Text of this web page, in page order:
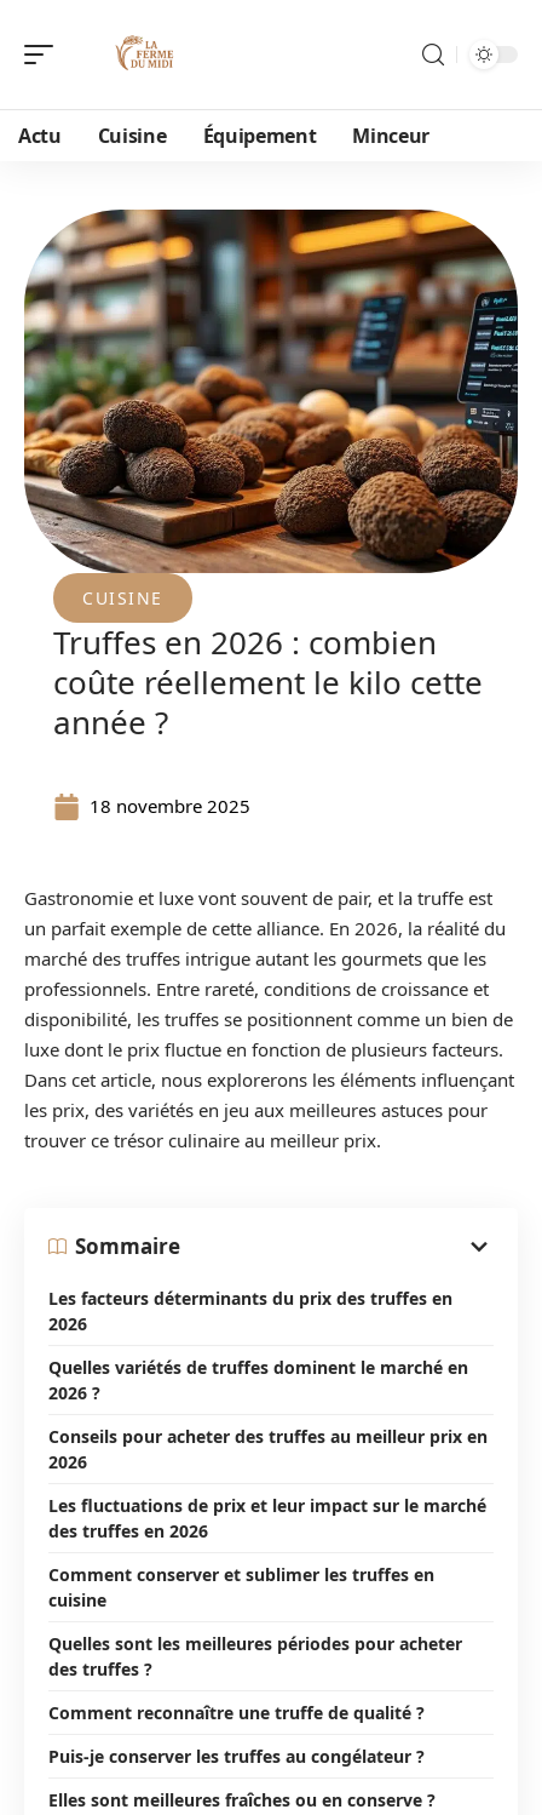
Actu Cuisine Équipement Minceur
CUISINE
Truffes en 2026 : combien
coûte réellement le kilo cette
année ?
18 novembre 2025
Gastronomie et luxe vont souvent de pair, et la truffe est
un parfait exemple de cette alliance. En 2026, la réalité du
marché des truffes intrigue autant les gourmets que les
professionnels. Entre rareté, conditions de croissance et
disponibilité, les truffes se positionnent comme un bien de
luxe dont le prix fluctue en fonction de plusieurs facteurs.
Dans cet article, nous explorerons les éléments influençant
les prix, des variétés en jeu aux meilleures astuces pour
trouver ce trésor culinaire au meilleur prix.
Sommaire
Les facteurs déterminants du prix des truffes en
2026
Quelles variétés de truffes dominent le marché en
2026 ?
Conseils pour acheter des truffes au meilleur prix en
2026
Les fluctuations de prix et leur impact sur le marché
des truffes en 2026
Comment conserver et sublimer les truffes en
cuisine
Quelles sont les meilleures périodes pour acheter
des truffes ?
Comment reconnaître une truffe de qualité ?
Puis-je conserver les truffes au congélateur ?
Elles sont meilleures fraîches ou en conserve ?